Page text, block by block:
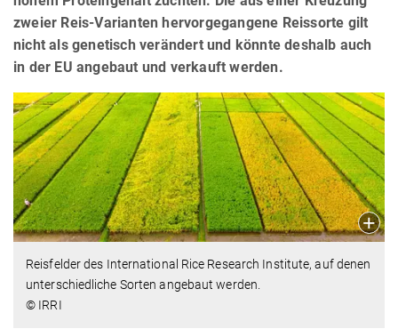
zweier Reis-Varianten hervorgegangene Reissorte gilt
nicht als genetisch verändert und könnte deshalb auch
in der EU angebaut und verkauft werden.
Reisfelder des International Rice Research Institute, auf denen
unterschiedliche Sorten angebaut werden.
© IRRI